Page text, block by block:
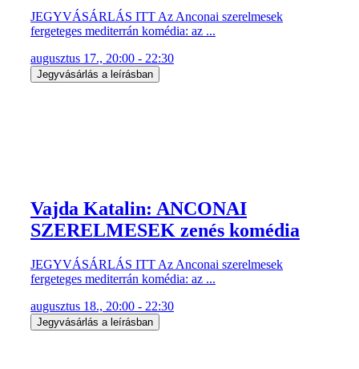
JEGYVÁSÁRLÁS ITT Az Anconai szerelmesek
fergeteges mediterrán komédia: az ...
augusztus 17., 20:00 - 22:30
Jegyvásárlás a leírásban
Vajda Katalin: ANCONAI
SZERELMESEK zenés komédia
JEGYVÁSÁRLÁS ITT Az Anconai szerelmesek
fergeteges mediterrán komédia: az ...
augusztus 18., 20:00 - 22:30
Jegyvásárlás a leírásban